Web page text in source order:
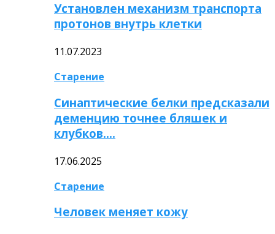
Установлен механизм транспорта
протонов внутрь клетки
11.07.2023
Старение
Синаптические белки предсказали
деменцию точнее бляшек и
клубков….
17.06.2025
Старение
Человек меняет кожу